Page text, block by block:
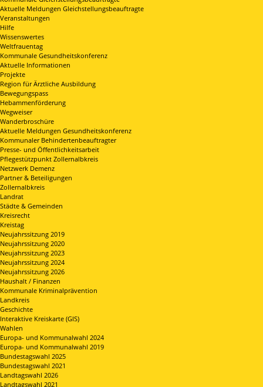
Aktuelle Meldungen Gleichstellungsbeauftragte
Veranstaltungen
Hilfe
Wissenswertes
Weltfrauentag
Kommunale Gesundheitskonferenz
Aktuelle Informationen
Projekte
Region für Ärztliche Ausbildung
Bewegungspass
Hebammenförderung
Wegweiser
Wanderbroschüre
Aktuelle Meldungen Gesundheitskonferenz
Kommunaler Behindertenbeauftragter
Presse- und Öffentlichkeitsarbeit
Pflegestützpunkt Zollernalbkreis
Netzwerk Demenz
Partner & Beteiligungen
Zollernalbkreis
Landrat
Städte & Gemeinden
Kreisrecht
Kreistag
Neujahrssitzung 2019
Neujahrssitzung 2020
Neujahrssitzung 2023
Neujahrssitzung 2024
Neujahrssitzung 2026
Haushalt / Finanzen
Kommunale Kriminalprävention
Landkreis
Geschichte
Interaktive Kreiskarte (GIS)
Wahlen
Europa- und Kommunalwahl 2024
Europa- und Kommunalwahl 2019
Bundestagswahl 2025
Bundestagswahl 2021
Landtagswahl 2026
Landtagswahl 2021